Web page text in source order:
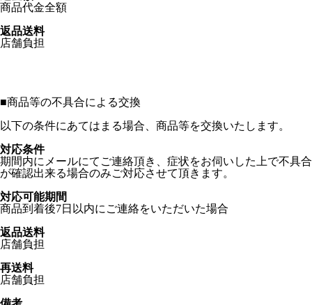
商品代金全額
返品送料
店舗負担
■商品等の不具合による交換
以下の条件にあてはまる場合、商品等を交換いたします。
対応条件
期間内にメールにてご連絡頂き、症状をお伺いした上で不具合
が確認出来る場合のみご対応させて頂きます。
対応可能期間
商品到着後7日以内にご連絡をいただいた場合
返品送料
店舗負担
再送料
店舗負担